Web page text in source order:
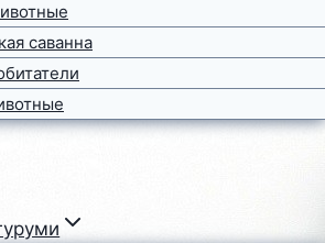
саванна